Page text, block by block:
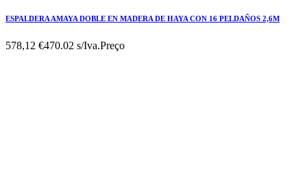
ESPALDERA AMAYA DOBLE EN MADERA DE HAYA CON 16 PELDAÑOS 2,6M
578,12 €470.02 s/Iva.Preço